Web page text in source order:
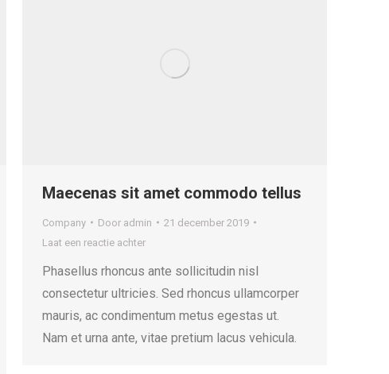
Maecenas sit amet commodo tellus
Company Door admin
21 december 2019
Laat een reactie achter
Phasellus rhoncus ante sollicitudin nisl
consectetur ultricies. Sed rhoncus ullamcorper
mauris, ac condimentum metus egestas ut.
Nam et urna ante, vitae pretium lacus vehicula.